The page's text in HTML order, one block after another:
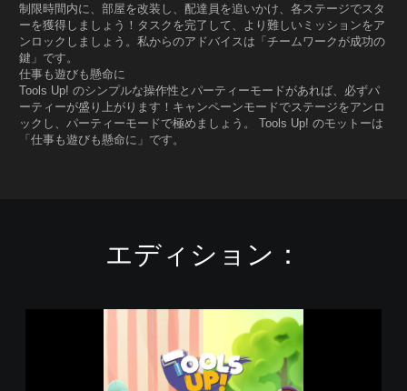
制限時間内に、部屋を改装し、配達員を追いかけ、各ステージでスタ
ーを獲得しましょう！タスクを完了して、より難しいミッションをア
ンロックしましょう。私からのアドバイスは「チームワークが成功の
鍵」です。
仕事も遊びも懸命に
Tools Up! のシンプルな操作性とパーティーモードがあれば、必ずパ
ーティーが盛り上がります！キャンペーンモードでステージをアンロ
ックし、パーティーモードで極めましょう。 Tools Up! のモットーは
「仕事も遊びも懸命に」です。
エディション：